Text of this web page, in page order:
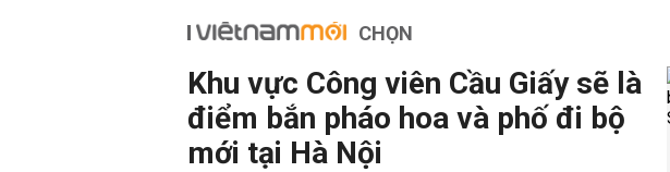
CHỌN
Khu vực Công viên Cầu Giấy sẽ là
điểm bắn pháo hoa và phố đi bộ
mới tại Hà Nội